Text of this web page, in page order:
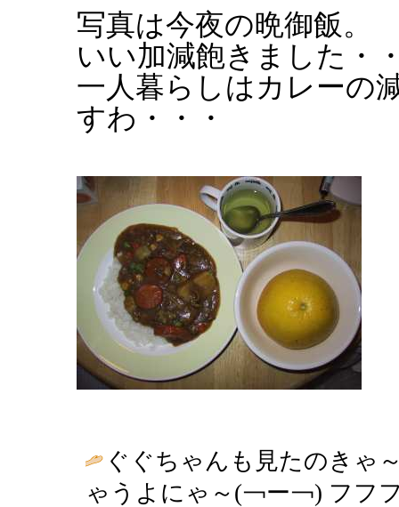
写真は今夜の晩御飯。
いい加減飽きました・
一人暮らしはカレーの
すわ・・・
ぐぐちゃんも見たのき
ゃうよにゃ～(￢ー￢) フ